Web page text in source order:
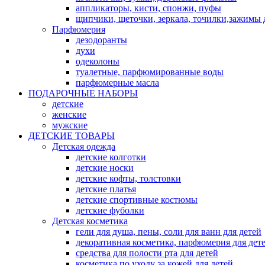
аппликаторы, кисти, спонжи, пуфы
щипчики, щеточки, зеркала, точилки,зажимы
Парфюмерия
дезодоранты
духи
одеколоны
туалетные, парфюмированные воды
парфюмерные масла
ПОДАРОЧНЫЕ НАБОРЫ
детские
женские
мужские
ДЕТСКИЕ ТОВАРЫ
Детская одежда
детские колготки
детские носки
детские кофты, толстовки
детские платья
детские спортивные костюмы
детские фуболки
Детская косметика
гели для душа, пены, соли для ванн для детей
декоративная косметика, парфюмерия для
средства для полости рта для детей